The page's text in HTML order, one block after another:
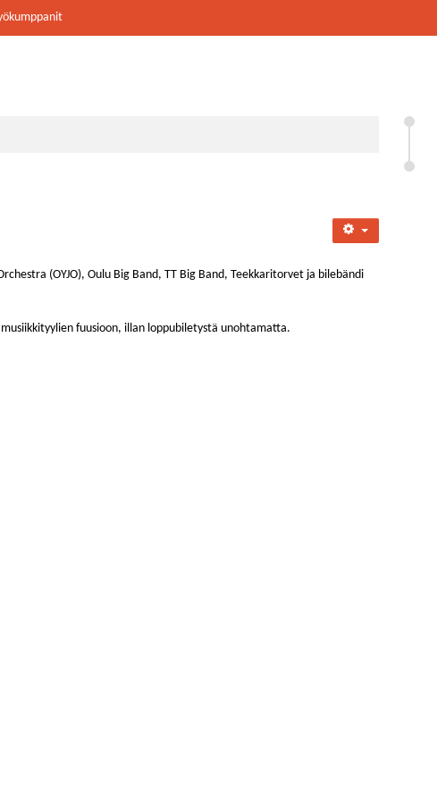
(OYJO), Oulu Big Band, TT Big Band, Teekkaritorvet ja bilebändi
fuusioon, illan loppubiletystä unohtamatta.